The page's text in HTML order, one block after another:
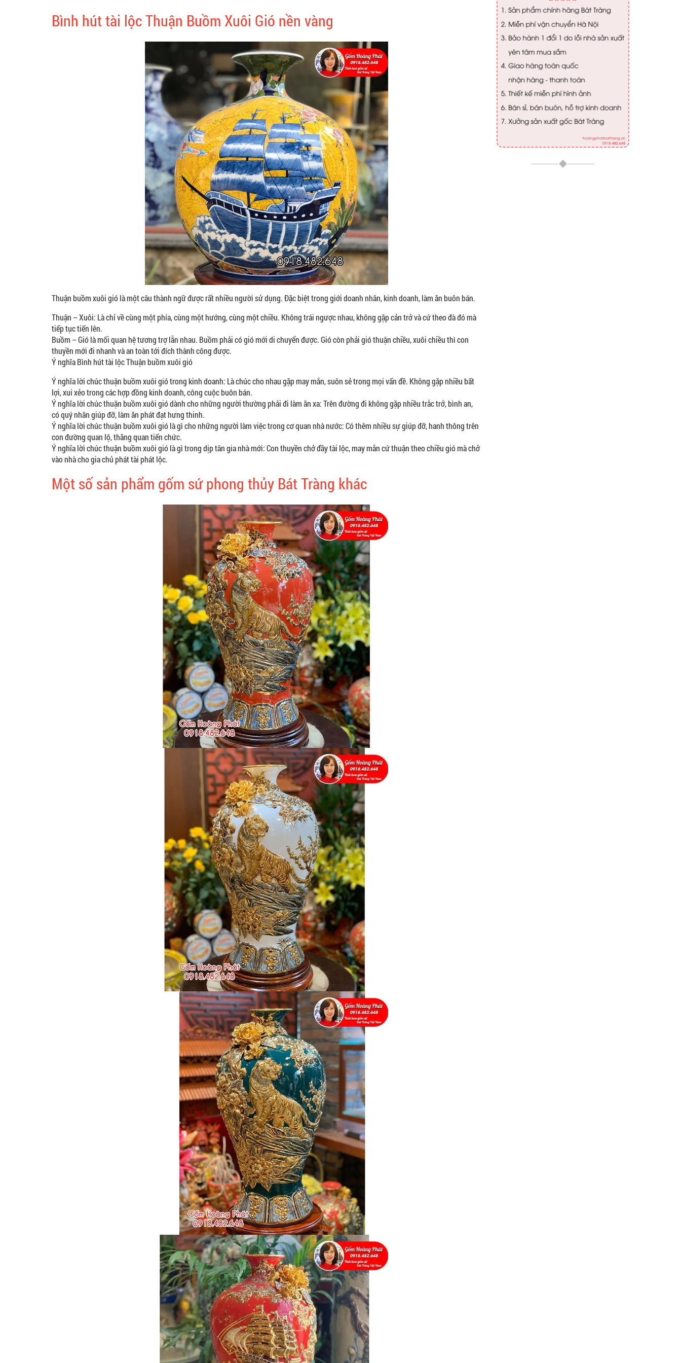
Bình hút tài lộc Thuận Buồm Xuôi Gió nền vàng
Thuận buồm xuôi gió là một câu thành ngữ được rất nhiều người sử dụng. Đặc biệt trong giới doanh nhân, kinh doanh, làm ăn buôn bán.
Thuận – Xuôi: Là chỉ về cùng một phía, cùng một hướng, cùng một chiều. Không trái ngược nhau, không gặp cản trở và cứ theo đà đó mà
tiếp tục tiến lên.
Buồm – Gió là mối quan hệ tương trợ lẫn nhau. Buồm phải có gió mới di chuyển được. Gió còn phải gió thuận chiều, xuôi chiều thì con
thuyền mới đi nhanh và an toàn tới đích thành công được.
Ý nghĩa Bình hút tài lộc Thuận buồm xuôi gió
Ý nghĩa lời chúc thuận buồm xuôi gió trong kinh doanh: Là chúc cho nhau gặp may mắn, suôn sẻ trong mọi vấn đề. Không gặp nhiều bất
lợi, xui xẻo trong các hợp đồng kinh doanh, công cuộc buôn bán.
Ý nghĩa lời chúc thuận buồm xuôi gió dành cho những người thường phải đi làm ăn xa: Trên đường đi không gặp nhiều trắc trở, bình an,
có quý nhân giúp đỡ, làm ăn phát đạt hưng thinh.
Ý nghĩa lời chúc thuận buồm xuôi gió là gì cho những người làm việc trong cơ quan nhà nước: Có thêm nhiều sự giúp đỡ, hanh thông trên
con đường quan lộ, thăng quan tiến chức.
Ý nghĩa lời chúc thuận buồm xuôi gió là gì trong dịp tân gia nhà mới: Con thuyền chở đầy tài lộc, may mắn cứ thuận theo chiều gió mà chở
vào nhà cho gia chủ phát tài phát lộc.
Một số sản phẩm gốm sứ phong thủy Bát Tràng khác